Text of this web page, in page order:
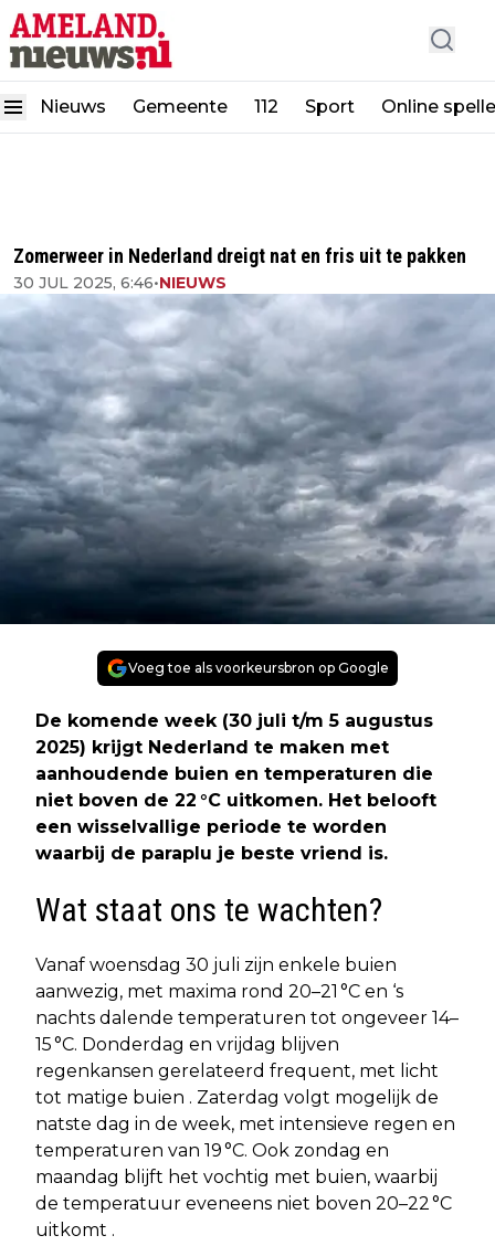
Nieuws Gemeente 112 Sport Online
Zomerweer in Nederland dreigt nat en fris uit te pakken
30 JUL 2025, 6:46•NIEUWS
Voeg toe als voorkeursbron op Google
De komende week (30 juli t/m 5 augustus
2025) krijgt Nederland te maken met
aanhoudende buien en temperaturen die
niet boven de 22 °C uitkomen. Het belooft
een wisselvallige periode te worden
waarbij de paraplu je beste vriend is.
Wat staat ons te wachten?
Vanaf woensdag 30 juli zijn enkele buien
aanwezig, met maxima rond 20–21 °C en ‘s
nachts dalende temperaturen tot ongeveer 14–
15 °C. Donderdag en vrijdag blijven
regenkansen gerelateerd frequent, met licht
tot matige buien . Zaterdag volgt mogelijk de
natste dag in de week, met intensieve regen en
temperaturen van 19 °C. Ook zondag en
maandag blijft het vochtig met buien, waarbij
de temperatuur eveneens niet boven 20–22 °C
uitkomt .